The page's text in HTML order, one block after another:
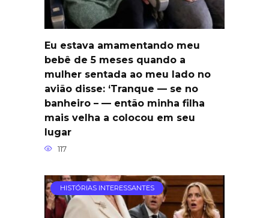
Eu estava amamentando meu
bebê de 5 meses quando a
mulher sentada ao meu lado no
avião disse: ‘Tranque — se no
banheiro – — então minha filha
mais velha a colocou em seu
lugar
117
HISTÓRIAS INTERESSANTES